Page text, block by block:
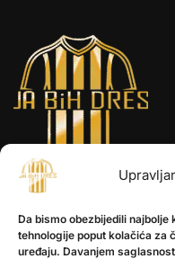
Da bismo obezbijedili
tehnologije poput kolačića za
uređaju. Davanjem
INFORMACIJE
O nama
Kontakt